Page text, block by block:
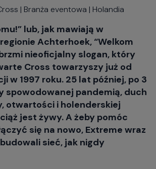
| Branża eventowa | Holandia
lub, jak mawiają w
Achterhoek, “Welkom
nieoficjalny slogan, który
Cross towarzyszy już od
w 1997 roku. 25 lat później, po 3
spowodowanej pandemią, duch
otwartości i holenderskiej
jest żywy. A żeby pomóc
się na nowo, Extreme wraz
sieć, jak nigdy